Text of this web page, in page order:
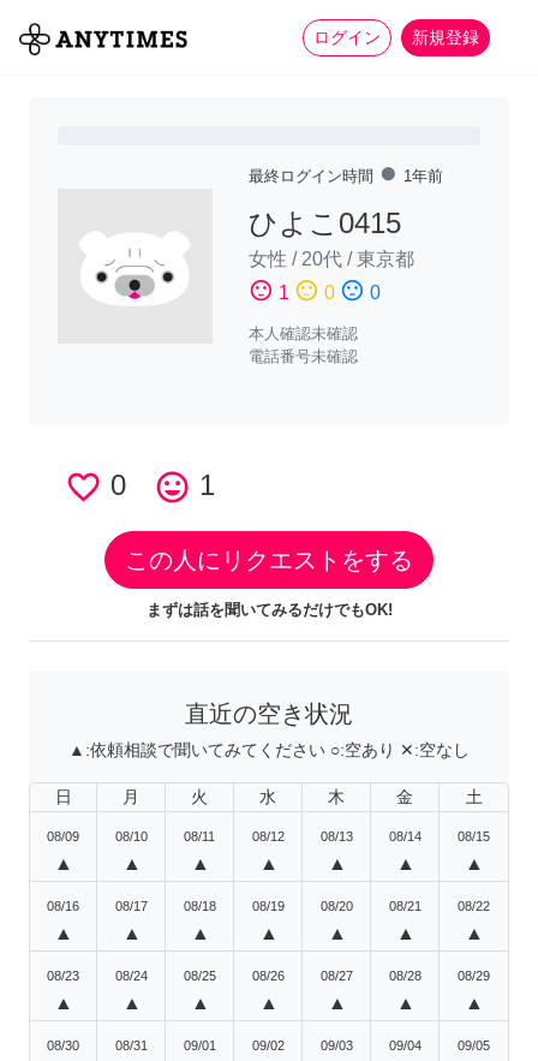
ログイン 新規登録
全て 家事 more_horiz
最終ログイン時間 fiber_manual_record 1年前
ひよこ0415
女性 / 20代 /東京都
sentiment_satisfied 1 sentiment_neutral 0 sentiment_dissatisfied 0
本人確認未確認
電話番号未確認
favorite_border 0 tag_faces 1
この人にリクエストをする
まずは話を聞いてみるだけでもOK!
直近の空き状況
▲:依頼相談で聞いてみてください ○:空あり ✕:空なし
日 月 火 水 木 金 土
08/09
▲
08/10
▲
08/11
▲
08/12
▲
08/13
▲
08/14
▲
08/15
▲
08/16
▲
08/17
▲
08/18
▲
08/19
▲
08/20
▲
08/21
▲
08/22
▲
08/23
▲
08/24
▲
08/25
▲
08/26
▲
08/27
▲
08/28
▲
08/29
▲
08/30 08/31 09/01 09/02 09/03 09/04 09/05